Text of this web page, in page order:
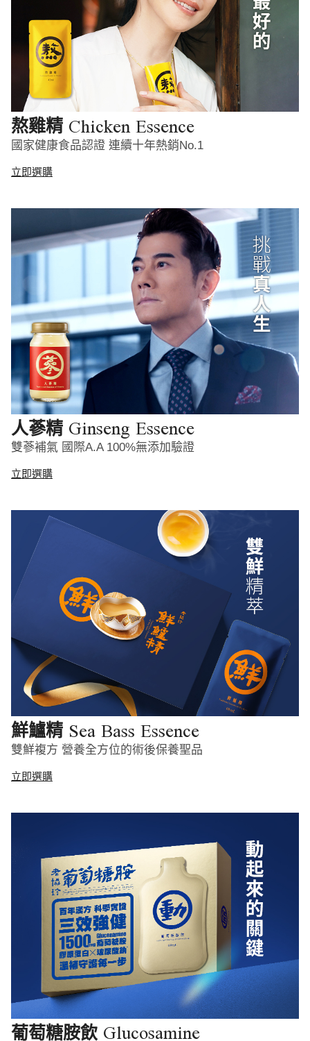
熬雞精 Chicken Essence
國家健康食品認證 連續十年熱銷No.1
立即選購
人蔘精 Ginseng Essence
雙蔘補氣 國際A.A 100%無添加驗證
立即選購
鮮鱸精 Sea Bass Essence
雙鮮複方 營養全方位的術後保養聖品
立即選購
葡萄糖胺飲